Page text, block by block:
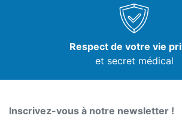
Respect de votre vie
et secret médical
Inscrivez-vous à notre newsletter !